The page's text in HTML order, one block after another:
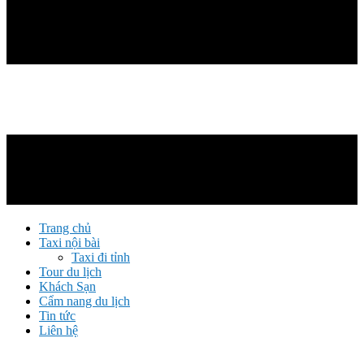
Trang chủ
Taxi nội bài
Taxi đi tỉnh
Tour du lịch
Khách Sạn
Cẩm nang du lịch
Tin tức
Liên hệ